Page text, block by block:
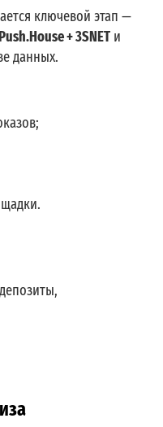
ключевой этап —
+ 3SNET и
данных.